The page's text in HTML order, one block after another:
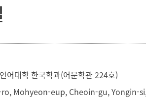
어대학 한국학과(어문학관 224호)
Mohyeon-eup, Cheoin-gu, Yongin-